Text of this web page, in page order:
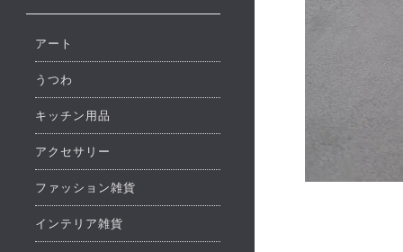
アート
うつわ
キッチン用品
アクセサリー
ファッション雑貨
インテリア雑貨